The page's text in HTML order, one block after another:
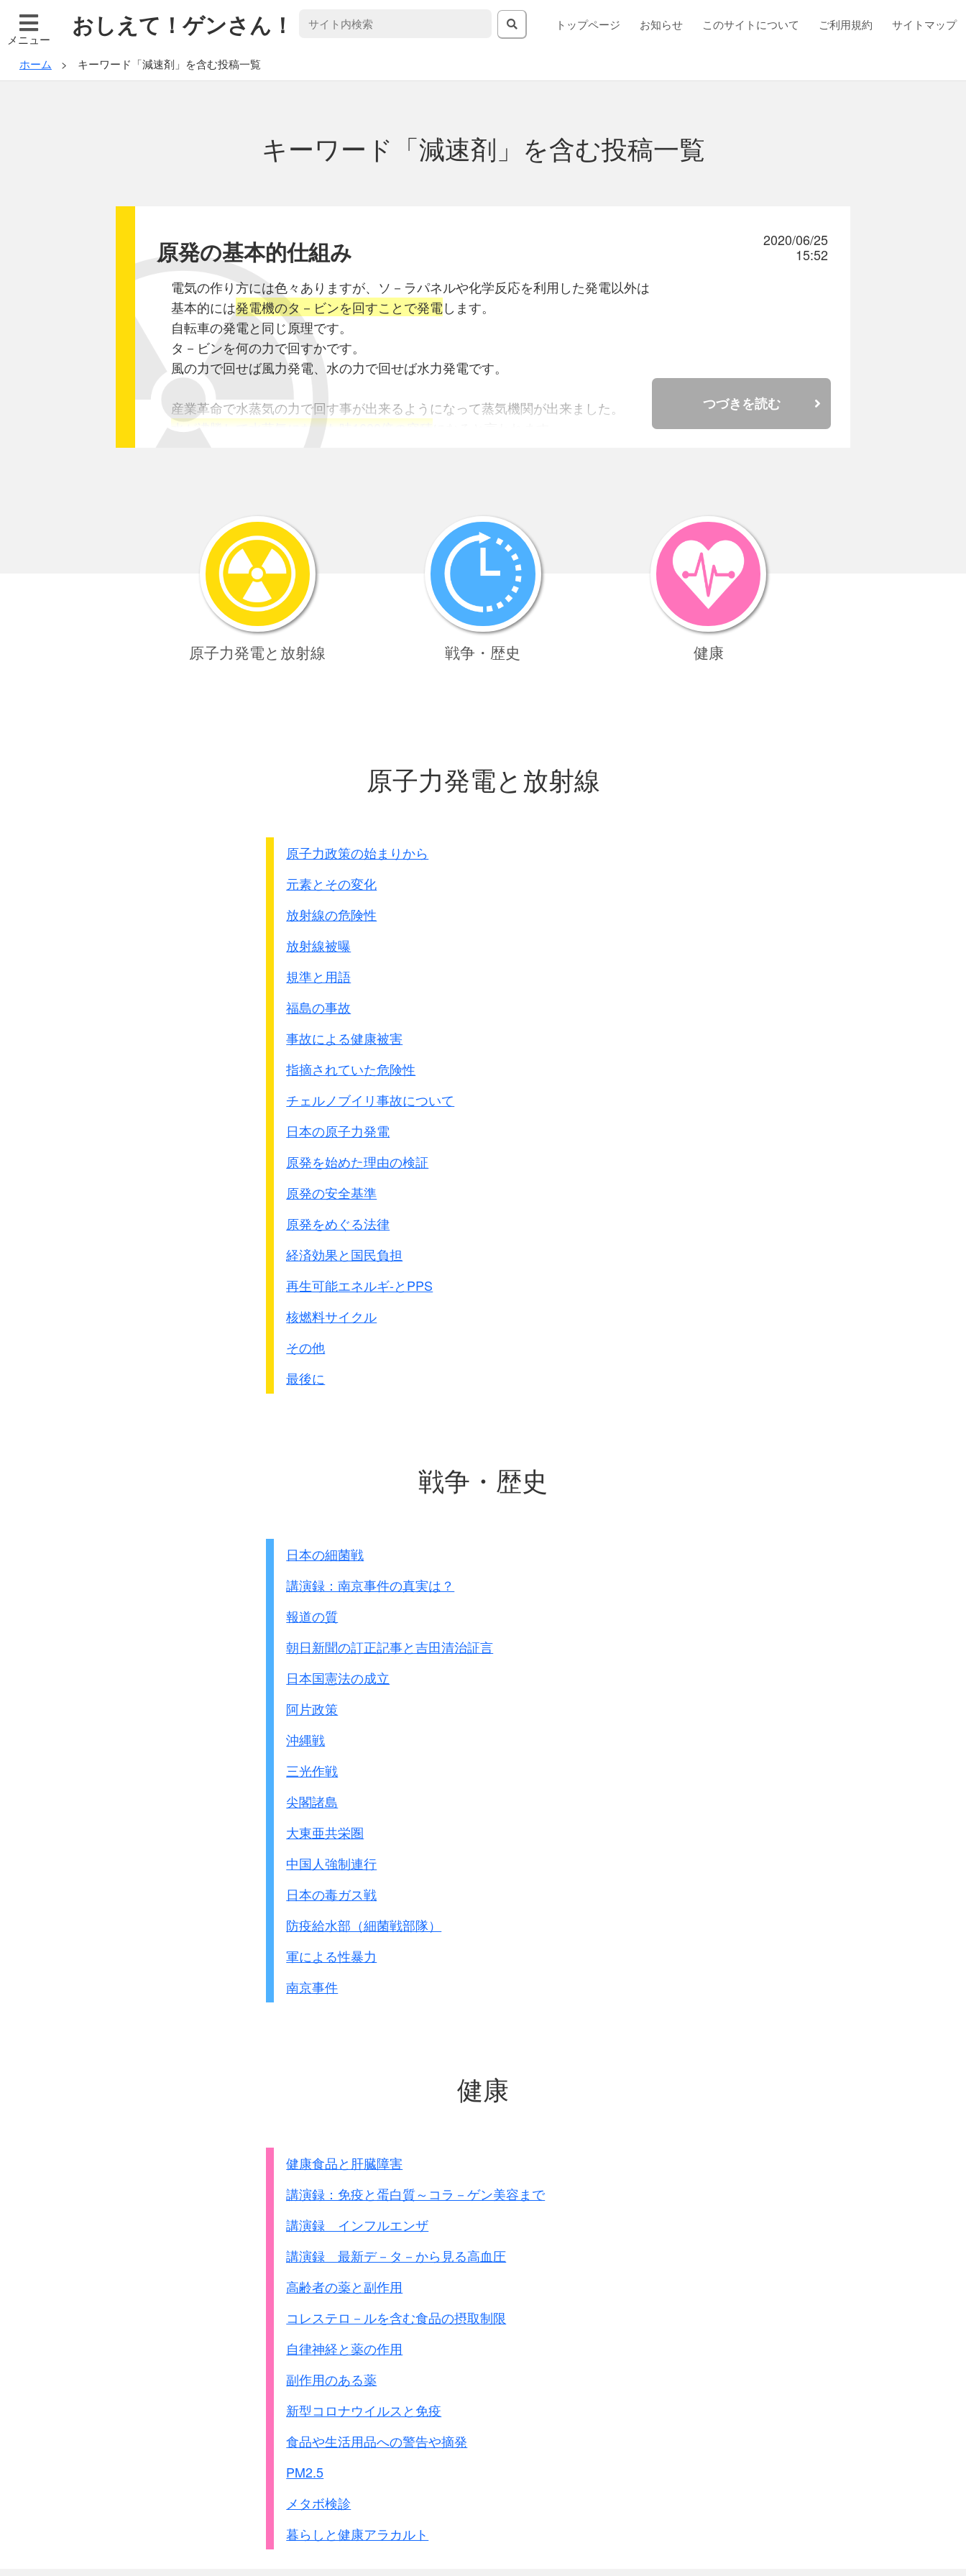
メニュー おしえて！ゲンさん！ トップページ お知らせ このサイトについて ご利用規約 サイトマップ
ホーム キーワード「減速剤」を含む投稿一覧
キーワード「減速剤」を含む投稿一覧
原発の基本的仕組み
2020/06/25
15:52
電気の作り方には色々ありますが、ソ－ラパネルや化学反応を利用した発電以外は
基本的には発電機のタ－ビンを回すことで発電します。
自転車の発電と同じ原理です。
タ－ビンを何の力で回すかです。
風の力で回せば風力発電、水の力で回せば水力発電です。
産業革命で水蒸気の力で回す事が出来るようになって蒸気機関が出来ました。
水が沸騰して水蒸気になった時1600倍の容積になると言われます。
原理は単純なのですが、原子力の場合はウランを分裂（燃やす）させて熱（エネルギ－）を作ります。
分裂させるためにウランに中性子をぶつけますが、分裂が急速に進行すると爆発するし、
中性子のスピ－ドが早すぎてもウランを上手く分裂させることが出来ません。
また分裂時のエネルギ－は強大なために必要以上な過熱を防ぐため絶えず冷却が必要です。
上手く分裂を進めるためには難しいコントロ－ルが必要になります。
●ウランにぶつける中性子の数を一定に保つ
●減速剤で中性子のスピ－ドを遅くする（スピ－ドが遅くなった中性子は熱中性子とも呼ばれる）
分裂したウランは数個の中性子を放出し、その中性子が他のウランに衝突してまたウランは分裂します。
そのままでは連鎖的に分裂が拡大しますから余分な熱中性子をウランに衝突しないように吸収する必要があり
制御棒を抜くと中性子は自由に動き回り、
制御棒は核燃料ウランの棒や束ねた集合体の隙間に入ります。
事故やトラブルがあったとき瞬間的に制御棒が挿入され核分裂は停止します。
そのため数年間は水で冷却する必要があります。
今回の福島の事故ではせっかく核分裂は停止したのに
その他に水（軽水）や原子炉の構造物も中性子を吸収します。
通常の中性子は高速中性子と言われ飛ぶスピ－ド速いためウランを通過してしまいます。
そのため減速材で中性子のスピ－ドを遅くして熱中性子にします。
減速材として日本では通常軽水を使用します。
の事です。
そのため日本の原子炉は沸騰水型軽水炉とか加圧水型軽水炉などと軽水炉と言われています。
沸騰水型や加圧水型については後ほど説明します。
そのほかの減速材には重水を使用する重水炉や黒鉛を利用する黒鉛炉があります。
水はH2Oですがその場合のH（水素）の内容ですが
重水はH－2です。
そのため中性子1個分だけ重いので重水と言われます
＊黒鉛を利用する炉として有名なのは事故を起こしたチェルノブイリです。
水は冷却効果が高いので基本的には減速剤を兼ねて水が使われます。
その外には重水、ガス、液体金属なども利用されます。
つづきを読む
原子力発電と放射線 戦争・歴史 健康
原子力発電と放射線
原子力政策の始まりから
元素とその変化
放射線の危険性
放射線被曝
規準と用語
福島の事故
事故による健康被害
指摘されていた危険性
チェルノブイリ事故について
日本の原子力発電
原発を始めた理由の検証
原発の安全基準
原発をめぐる法律
経済効果と国民負担
再生可能エネルギ-とPPS
核燃料サイクル
その他
最後に
戦争・歴史
日本の細菌戦
講演録：南京事件の真実は？
報道の質
朝日新聞の訂正記事と吉田清治証言
日本国憲法の成立
阿片政策
沖縄戦
三光作戦
尖閣諸島
大東亜共栄圏
中国人強制連行
日本の毒ガス戦
防疫給水部（細菌戦部隊）
軍による性暴力
南京事件
健康
健康食品と肝臓障害
講演録：免疫と蛋白質～コラ－ゲン美容まで
講演録 インフルエンザ
講演録 最新デ－タ－から見る高血圧
高齢者の薬と副作用
コレステロ－ルを含む食品の摂取制限
自律神経と薬の作用
副作用のある薬
新型コロナウイルスと免疫
食品や生活用品への警告や摘発
PM2.5
メタボ検診
暮らしと健康アラカルト